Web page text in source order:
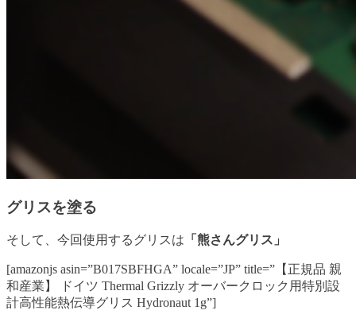
グリスを塗る
そして、今回使用するグリスは 「熊さんグリス」
[amazonjs asin=”B017SBFHGA” locale=”JP” title=”【正規品 親
和産業】 ドイツ Thermal Grizzly オーバークロック用特別設
計高性能熱伝導グリス Hydronaut 1g”]